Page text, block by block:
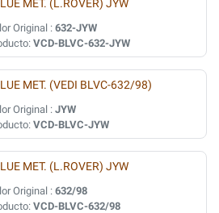
MET. (L.ROVER) JYW
Original :632-JYW
VCD-BLVC-632-JYW
MET. (VEDI BLVC-632/98)
Original :JYW
VCD-BLVC-JYW
MET. (L.ROVER) JYW
Original :632/98
VCD-BLVC-632/98